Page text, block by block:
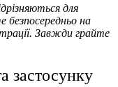
для
безпосередньо на
Завжди грайте
застосунку